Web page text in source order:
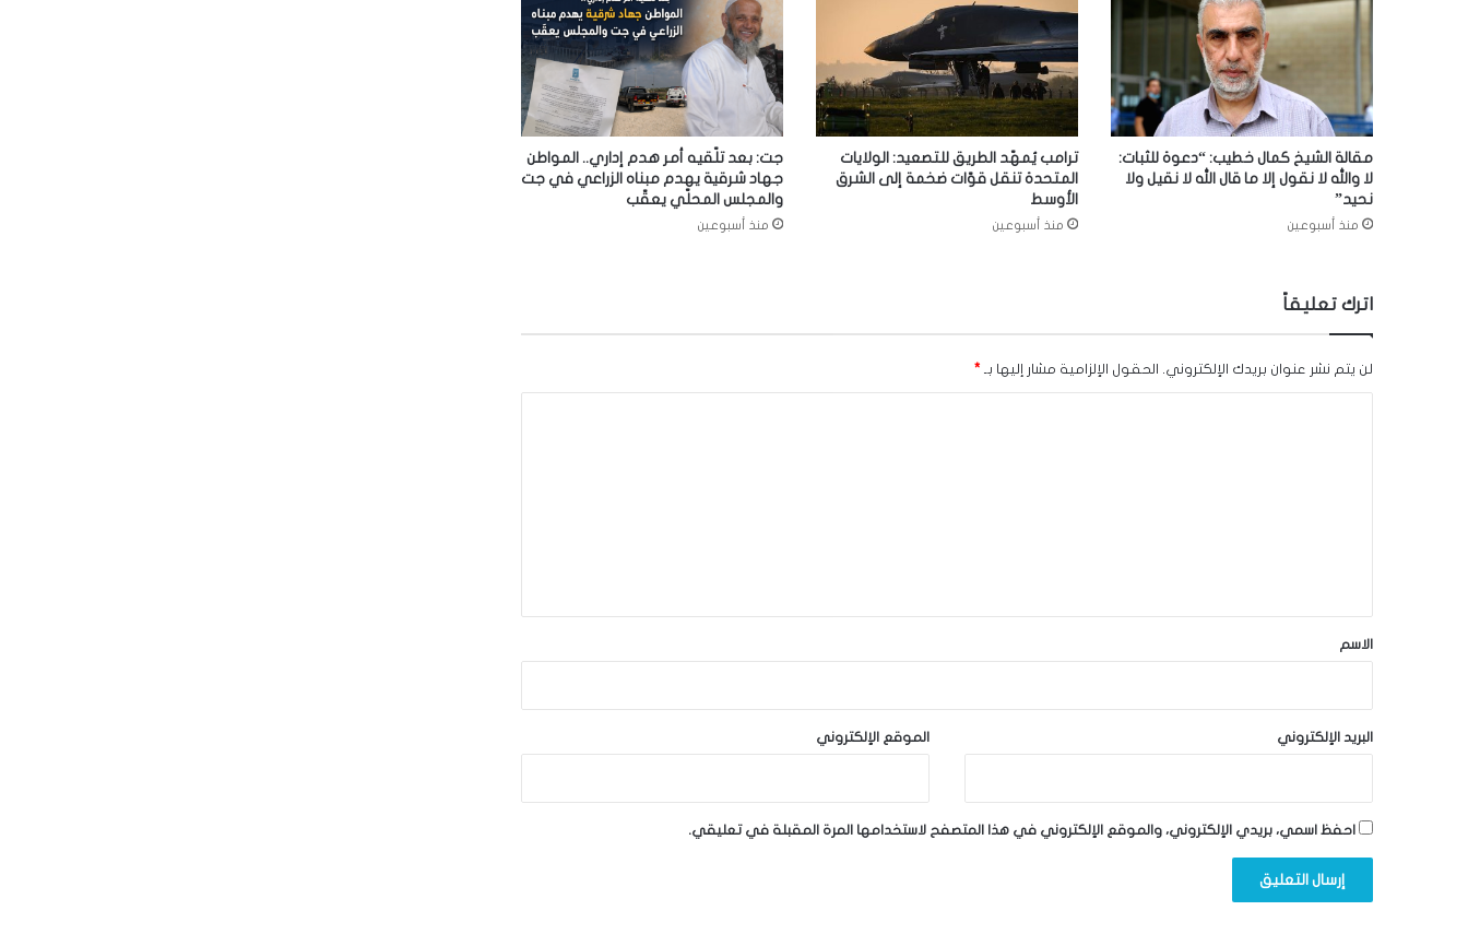
مقالة الشيخ كمال خطيب: “دعوة للثبات:
لا والله لا نقول إلا ما قال الله لا نقيل ولا
نحيد”
منذ أسبوعين
ترامب يُمهّد الطريق للتصعيد: الولايات
المتحدة تنقل قوّات ضخمة إلى الشرق
الأوسط
منذ أسبوعين
جت: بعد تلّقيه أمر هدم إداري.. المواطن
جهاد شرقية يهدم مبناه الزراعي في جت
والمجلس المحلّي يعقّب
منذ أسبوعين
اترك تعليقاً
لن يتم نشر عنوان بريدك الإلكتروني. الحقول الإلزامية مشار إليها بـ *
*
الاسم
البريد الإلكتروني الموقع الإلكتروني
احفظ اسمي، بريدي الإلكتروني، والموقع الإلكتروني في هذا المتصفح لاستخدامها المرة المقبلة في تعليقي.